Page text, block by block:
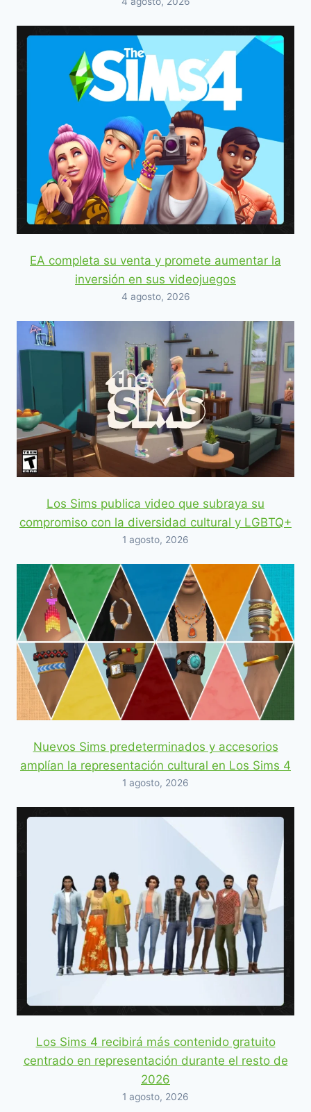
EA completa su venta y promete aumentar la
inversión en sus videojuegos
4 agosto, 2026
Los Sims publica video que subraya su
compromiso con la diversidad cultural y LGBTQ+
1 agosto, 2026
Nuevos Sims predeterminados y accesorios
amplían la representación cultural en Los Sims 4
1 agosto, 2026
Los Sims 4 recibirá más contenido gratuito
centrado en representación durante el resto de
2026
1 agosto, 2026